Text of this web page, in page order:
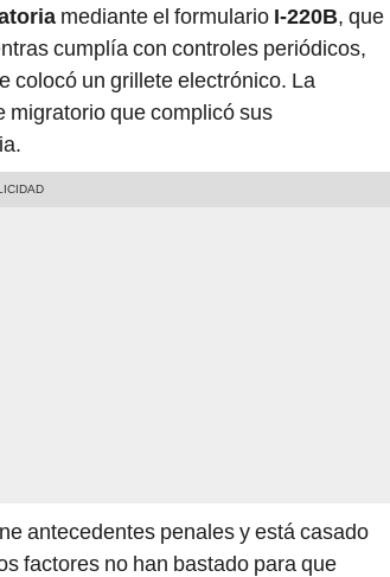
mediante el formulario I-220B, que
cumplía con controles periódicos,
colocó un grillete electrónico. La
migratorio que complicó sus
antecedentes penales y está casado
factores no han bastado para que